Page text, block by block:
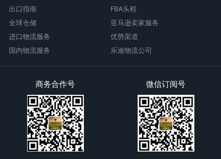
出口指南
FBA头程
全球仓储
亚马逊卖家服务
进口物流服务
优势渠道
国内物流服务
乐迪物流公司
商务合作号 微信订阅号